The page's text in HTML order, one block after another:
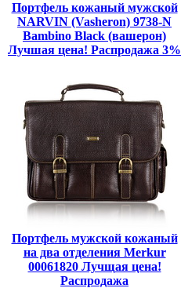
Портфель кожаный мужской
NARVIN (Vasheron) 9738-N
Bambino Black (вашерон)
Лучшая цена! Распродажа 3%
Портфель мужской кожаный
на два отделения Merkur
00061820 Лучщая цена!
Распродажа